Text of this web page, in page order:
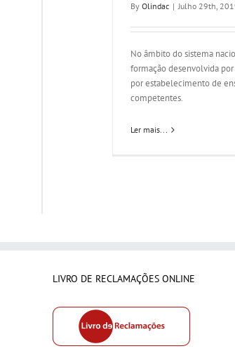
By Olindac | Julho 29th,
No âmbito do sistema
formação desenvolvida
por estabelecimento de
competentes.
Ler mais...
LIVRO DE RECLAMAÇÕES ONLINE